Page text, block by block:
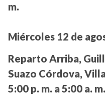
m.
Miércoles 12 de
Reparto Arriba,
Suazo Córdova,
5:00 p. m. a 5:00 a. m.